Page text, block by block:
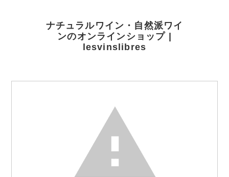
ナチュラルワイン・自然派ワイ
ンのオンラインショップ |
lesvinslibres